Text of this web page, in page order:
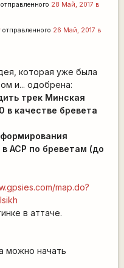
28 Май, 2017 в
отправленного 26 Май, 2017 в
которая уже была
и... одобрена:
трек Минская
в качестве бревета
в АСР по бреветам (до
map.do?
в аттаче.
можно начать